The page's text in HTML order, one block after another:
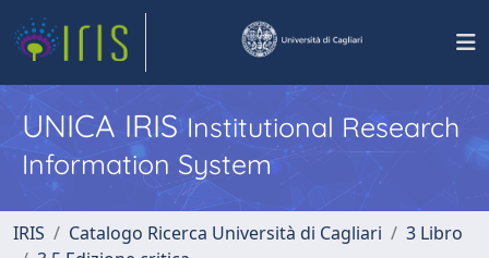
UNICA IRISInstitutional Research
Information System
IRIS Catalogo Ricerca Università di Cagliari
3 Libro